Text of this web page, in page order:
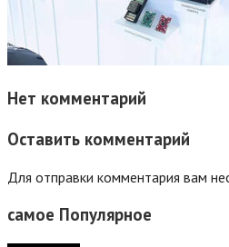
Нет комментарий
Оставить комментарий
Для отправки комментария вам
самое Популярное